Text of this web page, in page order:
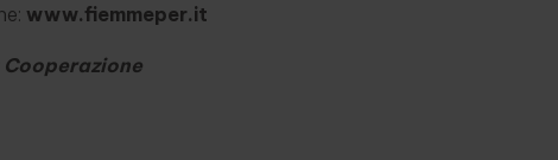
www.fiemmeper.it